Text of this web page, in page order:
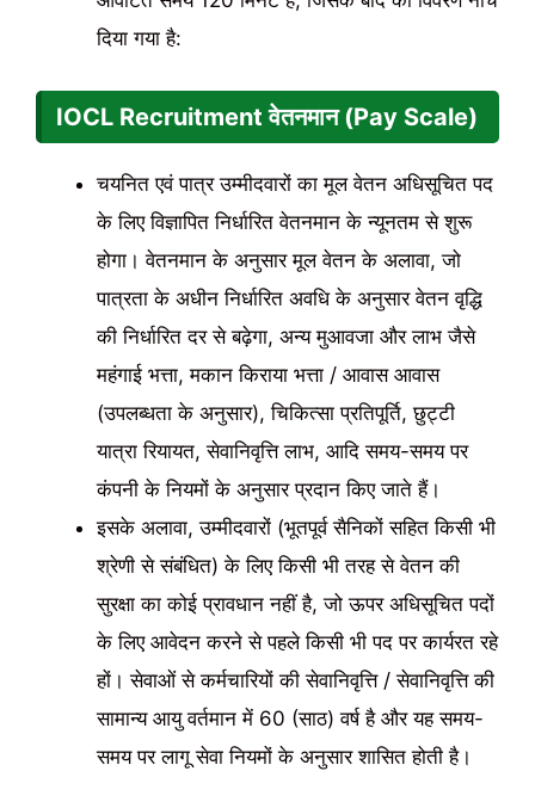
दिया गया है:
IOCL Recruitment वेतनमान (Pay Scale)
चयनित एवं पात्र उम्मीदवारों का मूल वेतन अधिसूचित पद
के लिए विज्ञापित निर्धारित वेतनमान के न्यूनतम से शुरू
होगा। वेतनमान के अनुसार मूल वेतन के अलावा, जो
पात्रता के अधीन निर्धारित अवधि के अनुसार वेतन वृद्धि
की निर्धारित दर से बढ़ेगा, अन्य मुआवजा और लाभ जैसे
महंगाई भत्ता, मकान किराया भत्ता / आवास आवास
(उपलब्धता के अनुसार), चिकित्सा प्रतिपूर्ति, छुट्टी
यात्रा रियायत, सेवानिवृत्ति लाभ, आदि समय-समय पर
कंपनी के नियमों के अनुसार प्रदान किए जाते हैं।
इसके अलावा, उम्मीदवारों (भूतपूर्व सैनिकों सहित किसी भी
श्रेणी से संबंधित) के लिए किसी भी तरह से वेतन की
सुरक्षा का कोई प्रावधान नहीं है, जो ऊपर अधिसूचित पदों
के लिए आवेदन करने से पहले किसी भी पद पर कार्यरत रहे
हों। सेवाओं से कर्मचारियों की सेवानिवृत्ति / सेवानिवृत्ति की
सामान्य आयु वर्तमान में 60 (साठ) वर्ष है और यह समय-
समय पर लागू सेवा नियमों के अनुसार शासित होती है।